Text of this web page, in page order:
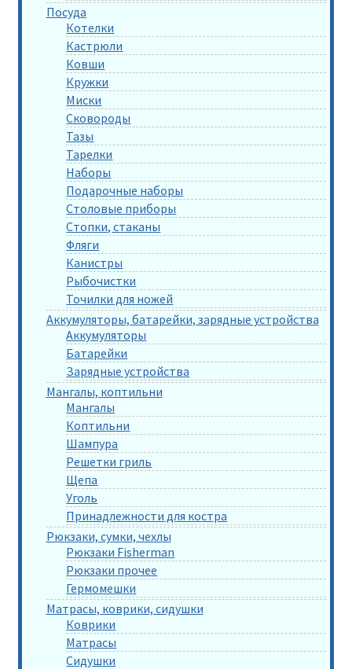
Посуда
Котелки
Кастрюли
Ковши
Кружки
Миски
Сковороды
Тазы
Тарелки
Наборы
Подарочные наборы
Столовые приборы
Стопки, стаканы
Фляги
Канистры
Рыбочистки
Точилки для ножей
Аккумуляторы, батарейки, зарядные устройства
Аккумуляторы
Батарейки
Зарядные устройства
Мангалы, коптильни
Мангалы
Коптильни
Шампура
Решетки гриль
Щепа
Уголь
Принадлежности для костра
Рюкзаки, сумки, чехлы
Рюкзаки Fisherman
Рюкзаки прочее
Гермомешки
Матрасы, коврики, сидушки
Коврики
Матрасы
Сидушки